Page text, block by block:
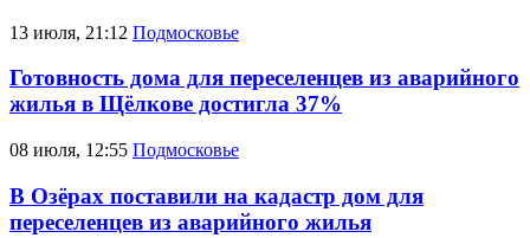
13 июля, 21:12 Подмосковье
Готовность дома для переселенцев из аварийного
жилья в Щёлкове достигла 37%
08 июля, 12:55 Подмосковье
В Озёрах поставили на кадастр дом для
переселенцев из аварийного жилья